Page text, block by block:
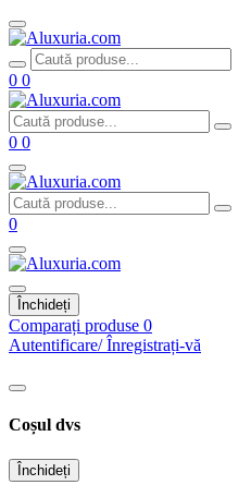
0 0
0 0
0
Închideți
Comparați produse 0
Autentificare/ Înregistrați-vă
Coșul dvs
Închideți